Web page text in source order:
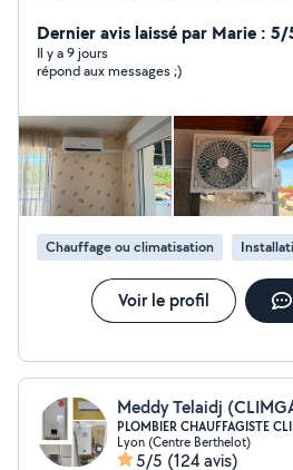
chauffage, électricité, gaz, carrelage. Nous
également vos entretiens
Dernier avis laissé par Marie : 5/
Il y a 9 jours
répond aux messages ;)
Chauffage ou climatisation
Voir le profil
Meddy Telaidj
PLOMBIER CHAUFFAGISTE
Lyon (Centre Berthelot)
5/5 (124 avis)